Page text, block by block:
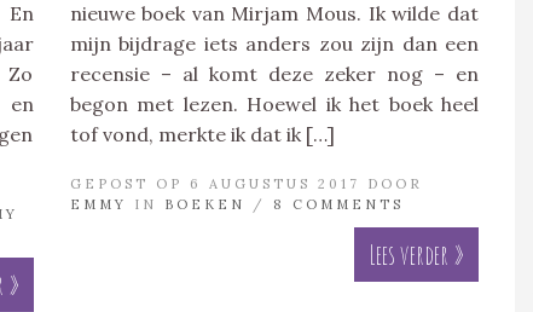
En
en
»
nieuwe boek van Mirjam Mous. Ik wilde dat
mijn bijdrage iets anders zou zijn dan een
recensie – al komt deze zeker nog – en
begon met lezen. Hoewel ik het boek heel
tof vond, merkte ik dat ik […]
GEPOST OP 6 AUGUSTUS 2017 DOOR
EMMY
IN BOEKEN / 8 COMMENTS
Lees verder »